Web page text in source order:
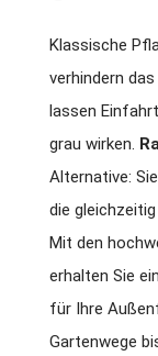
Klassische
verhindern
lassen
grau wirken.
Alternative:
die
Mit den
erhalten Sie
für Ihre
Gartenwege